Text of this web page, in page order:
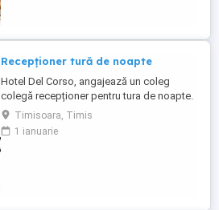
rețetar; - persoană curată, ...
Recepționer tură de noapte
Hotel Del Corso, angajează un coleg
colegă recepționer pentru tura de noapte.
Responsabilități: - cunoașterea imbii
engleze obligatorie; - ture: 2 ture de 12h, 2
zile libere, doar de noapte; - să fii o
Timisoara, Timis
1 ianuarie